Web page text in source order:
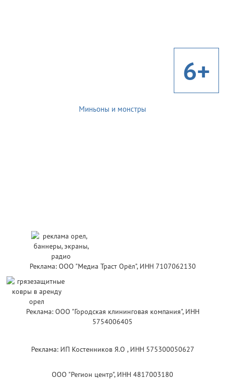
6+
Миньоны и монстры
Реклама: ООО "Медиа Траст Орёл", ИНН 7107062130
Реклама: ООО "Городская клининговая компания", ИНН
5754006405
Реклама: ИП Костенников Я.О , ИНН 575300050627
ООО "Регион центр", ИНН 4817003180